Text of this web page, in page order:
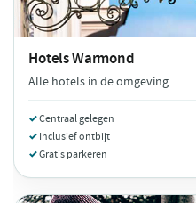
HotelsWarmond
Alle hotels in de omgeving.
Centraal gelegen
Inclusief ontbijt
Gratis parkeren